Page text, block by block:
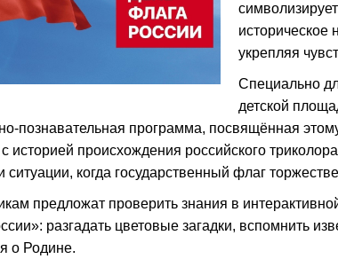
историческое
укрепляя
Специально
детской
познавательная программа, посвящённая
историей происхождения российского
ситуации, когда государственный флаг
предложат проверить знания в
разгадать цветовые загадки, вспомнить
о Родине.